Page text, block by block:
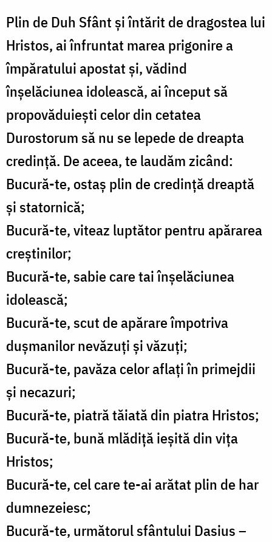
Plin de Duh Sfânt și întărit de dragostea lui
Hristos, ai înfruntat marea prigonire a
împăratului apostat și, vădind
înșelăciunea idolească, ai început să
propovăduiești celor din cetatea
Durostorum să nu se lepede de dreapta
credință. De aceea, te laudăm zicând:
Bucură-te, ostaș plin de credință dreaptă
și statornică;
Bucură-te, viteaz luptător pentru apărarea
creștinilor;
Bucură-te, sabie care tai înșelăciunea
idolească;
Bucură-te, scut de apărare împotriva
dușmanilor nevăzuți și văzuți;
Bucură-te, pavăza celor aflați în primejdii
și necazuri;
Bucură-te, piatră tăiată din piatra Hristos;
Bucură-te, bună mlădiță ieșită din vița
Hristos;
Bucură-te, cel care te-ai arătat plin de har
dumnezeiesc;
Bucură-te, următorul sfântului Dasius –